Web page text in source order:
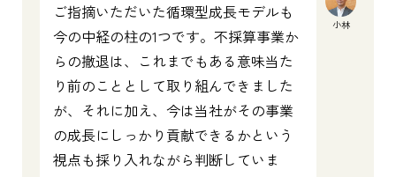
小林
ご指摘いただいた循環型成長モデルも
今の中経の柱の1つです。不採算事業か
らの撤退は、これまでもある意味当た
り前のこととして取り組んできました
が、それに加え、今は当社がその事業
の成長にしっかり貢献できるかという
視点も採り入れながら判断していま